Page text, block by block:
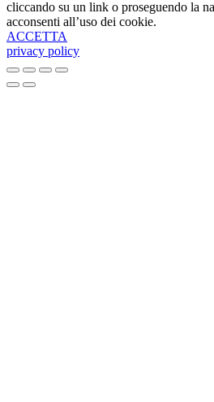
cliccando su un link o proseguendo la
acconsenti all’uso dei cookie.
ACCETTA
privacy policy